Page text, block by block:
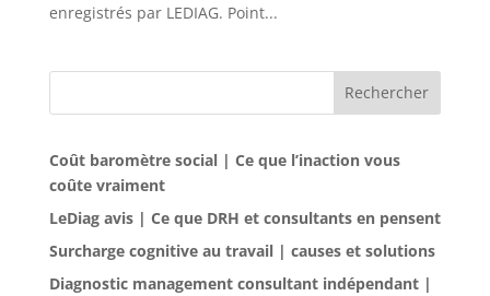
enregistrés par LEDIAG. Point...
Rechercher
Coût baromètre social | Ce que l’inaction vous
coûte vraiment
LeDiag avis | Ce que DRH et consultants en pensent
Surcharge cognitive au travail | causes et solutions
Diagnostic management consultant indépendant |